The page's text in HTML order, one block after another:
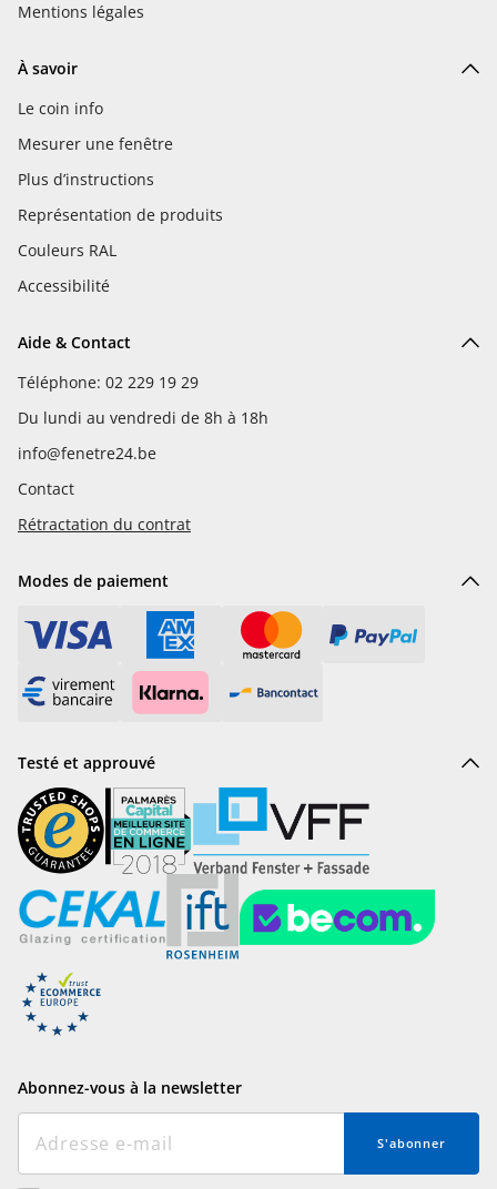
Mentions légales
À savoir
Le coin info
Mesurer une fenêtre
Plus d’instructions
Représentation de produits
Couleurs RAL
Accessibilité
Aide & Contact
Téléphone: 02 229 19 29
Du lundi au vendredi de 8h à 18h
info@fenetre24.be
Contact
Rétractation du contrat
Modes de paiement
Testé et approuvé
Abonnez-vous à la newsletter
S'abonner